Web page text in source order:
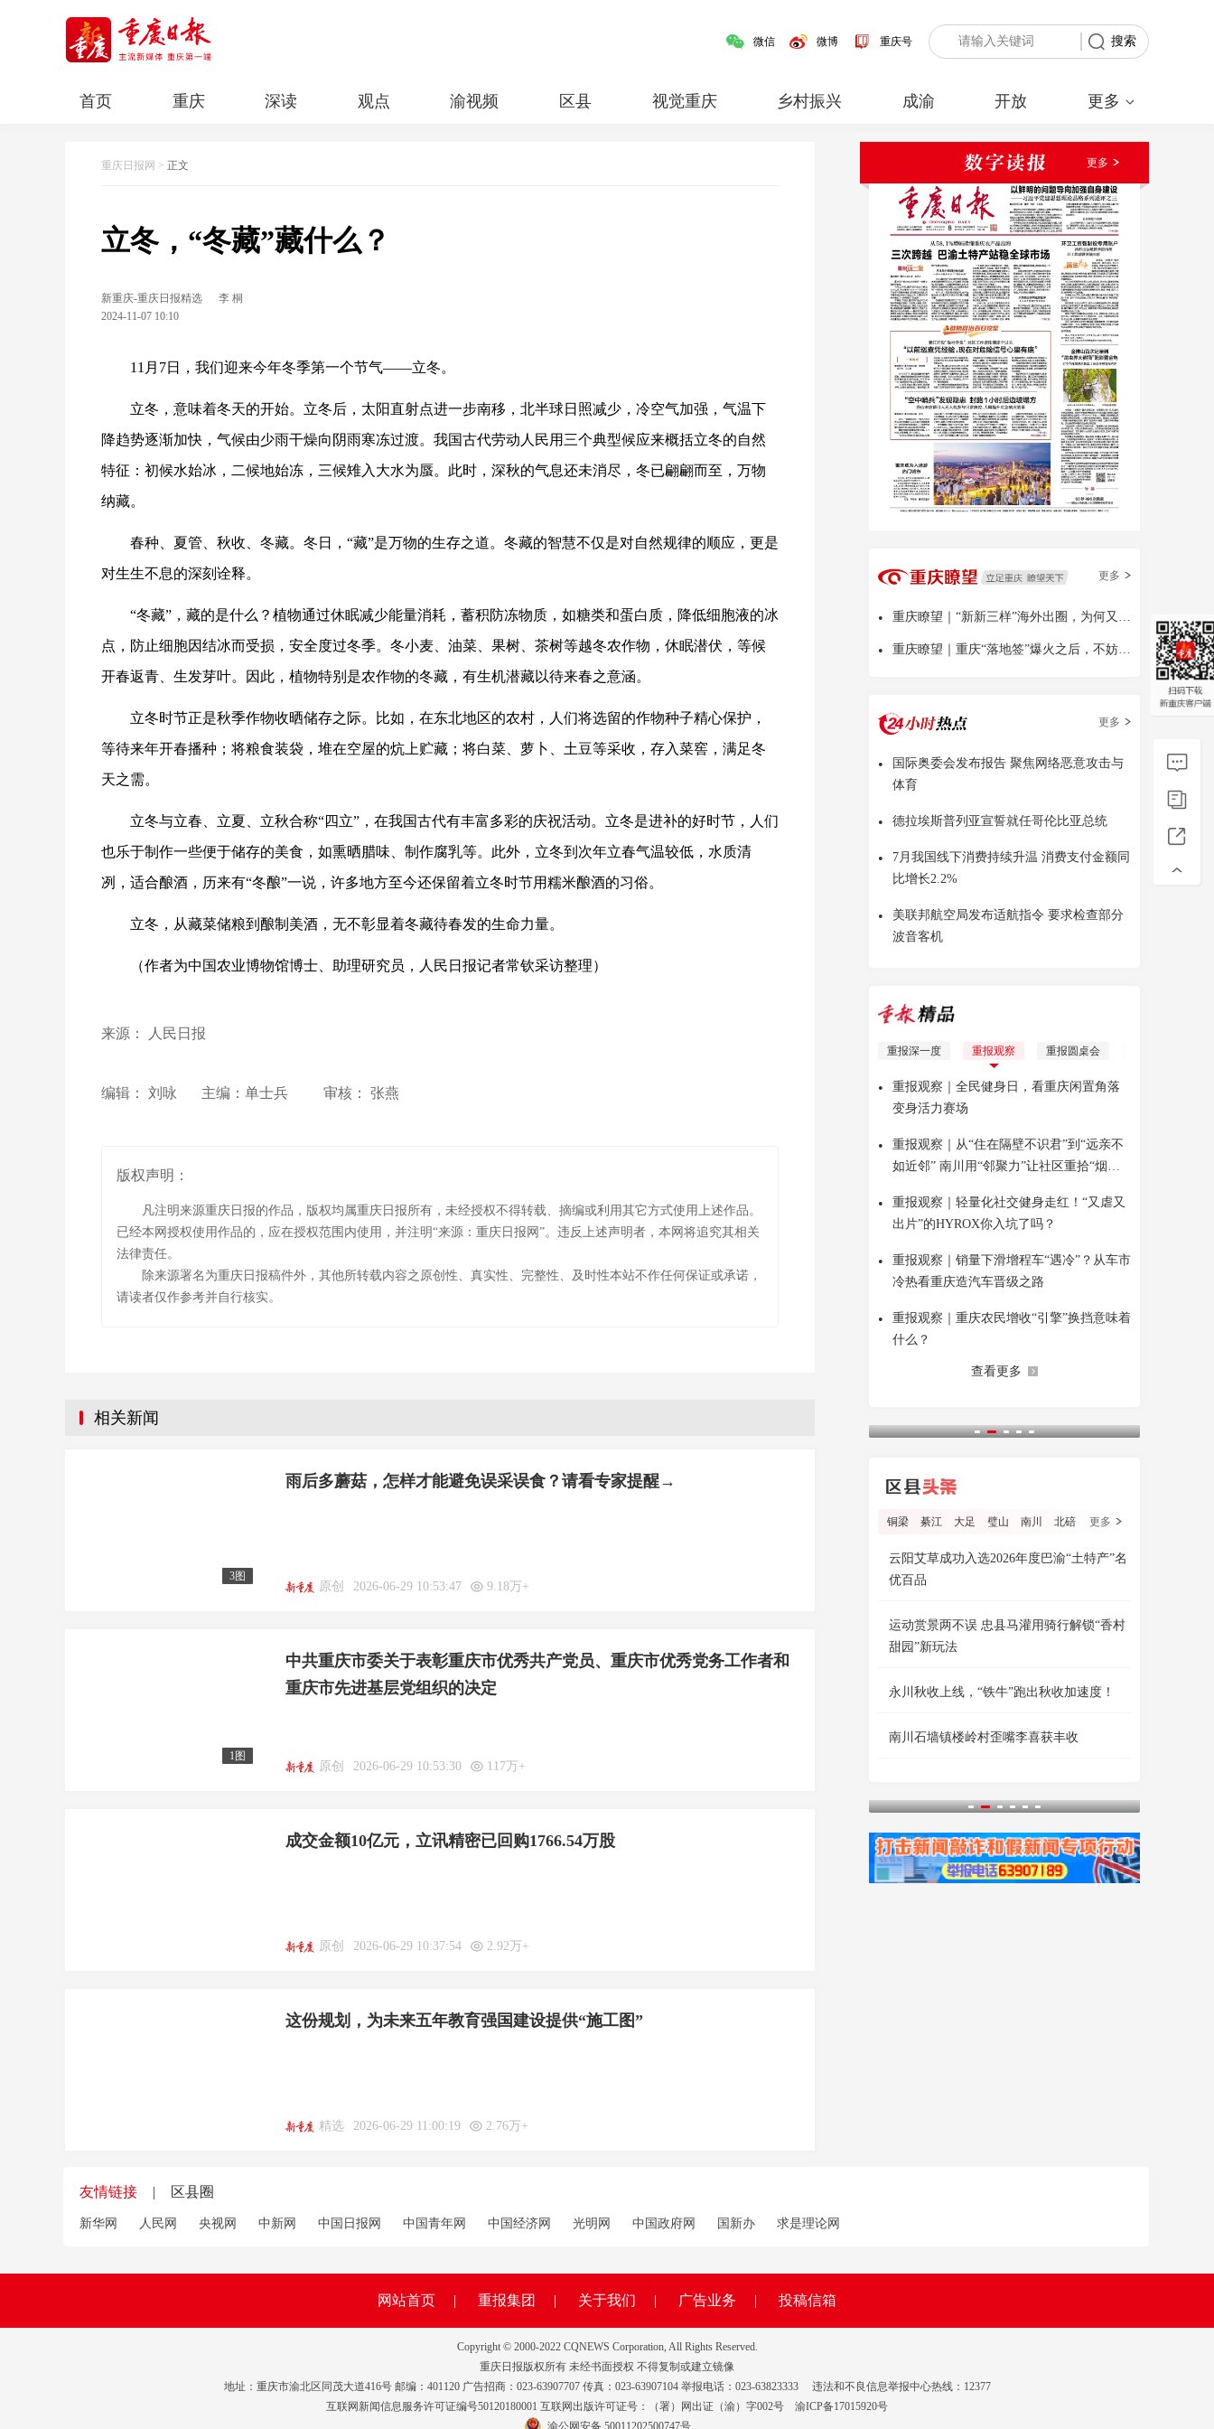
微信 微博 重庆号 搜索
首页 重庆 深读 观点 渝视频 区县 视觉重庆 乡村振兴 成渝 开放 更多
重庆日报网 > 正文
立冬，“冬藏”藏什么？
新重庆-重庆日报精选
李 桐
2024-11-07 10:10
11月7日，我们迎来今年冬季第一个节气——立冬。
立冬，意味着冬天的开始。立冬后，太阳直射点进一步南移，北半球日照减少，冷空气加强，气温下
降趋势逐渐加快，气候由少雨干燥向阴雨寒冻过渡。我国古代劳动人民用三个典型候应来概括立冬的自然
特征：初候水始冰，二候地始冻，三候雉入大水为蜃。此时，深秋的气息还未消尽，冬已翩翩而至，万物
纳藏。
春种、夏管、秋收、冬藏。冬日，“藏”是万物的生存之道。冬藏的智慧不仅是对自然规律的顺应，更是
对生生不息的深刻诠释。
“冬藏”，藏的是什么？植物通过休眠减少能量消耗，蓄积防冻物质，如糖类和蛋白质，降低细胞液的冰
点，防止细胞因结冰而受损，安全度过冬季。冬小麦、油菜、果树、茶树等越冬农作物，休眠潜伏，等候
开春返青、生发芽叶。因此，植物特别是农作物的冬藏，有生机潜藏以待来春之意涵。
立冬时节正是秋季作物收晒储存之际。比如，在东北地区的农村，人们将选留的作物种子精心保护，
等待来年开春播种；将粮食装袋，堆在空屋的炕上贮藏；将白菜、萝卜、土豆等采收，存入菜窖，满足冬
天之需。
立冬与立春、立夏、立秋合称“四立”，在我国古代有丰富多彩的庆祝活动。立冬是进补的好时节，人们
也乐于制作一些便于储存的美食，如熏晒腊味、制作腐乳等。此外，立冬到次年立春气温较低，水质清
冽，适合酿酒，历来有“冬酿”一说，许多地方至今还保留着立冬时节用糯米酿酒的习俗。
立冬，从藏菜储粮到酿制美酒，无不彰显着冬藏待春发的生命力量。
（作者为中国农业博物馆博士、助理研究员， 人民日报记者常钦采访整理）
来源： 人民日报
编辑： 刘咏 主编：单士兵 审核： 张燕
版权声明：
凡注明来源重庆日报的作品，版权均属重庆日报所有，未经授权不得转载、摘编或利用其它方式使用上述作品。
已经本网授权使用作品的，应在授权范围内使用，并注明“来源：重庆日报网”。违反上述声明者，本网将追究其相关
法律责任。
除来源署名为重庆日报稿件外，其他所转载内容之原创性、真实性、完整性、及时性本站不作任何保证或承诺，
请读者仅作参考并自行核实。
相关新闻
3图
雨后多蘑菇，怎样才能避免误采误食？请看专家提醒→
原创 2026-06-29 10:53:47 9.18万+
1图
中共重庆市委关于表彰重庆市优秀共产党员、重庆市优秀党务工作者和
重庆市先进基层党组织的决定
原创 2026-06-29 10:53:30 117万+
成交金额10亿元，立讯精密已回购1766.54万股
原创 2026-06-29 10:37:54 2.92万+
这份规划，为未来五年教育强国建设提供“施工图”
精选 2026-06-29 11:00:19 2.76万+
更多
更多
• 重庆瞭望｜“新新三样”海外出圈，为何又是中国
• 重庆瞭望｜重庆“落地签”爆火之后，不妨多问几句
更多
•
国际奥委会发布报告 聚焦网络恶意攻击与
体育
• 德拉埃斯普列亚宣誓就任哥伦比亚总统
•
7月我国线下消费持续升温 消费支付金额同
比增长2.2%
•
美联邦航空局发布适航指令 要求检查部分
波音客机
重报深一度 重报观察 重报圆桌会
•
重报观察｜全民健身日，看重庆闲置角落
变身活力赛场
•
重报观察｜从“住在隔壁不识君”到“远亲不
如近邻” 南川用“邻聚力”让社区重拾“烟火
•
重报观察｜轻量化社交健身走红！“又虐又
出片”的HYROX你入坑了吗？
•
重报观察｜销量下滑增程车“遇冷”？从车市
冷热看重庆造汽车晋级之路
•
重报观察｜重庆农民增收“引擎”换挡意味着
什么？
查看更多
铜梁 綦江 大足 璧山 南川 北碚 更多
云阳艾草成功入选2026年度巴渝“土特产”名
优百品
运动赏景两不误 忠县马灌用骑行解锁“香村
甜园”新玩法
永川秋收上线，“铁牛”跑出秋收加速度！
南川石墙镇楼岭村歪嘴李喜获丰收
友情链接 | 区县圈
新华网 人民网 央视网 中新网 中国日报网 中国青年网 中国经济网 光明网 中国政府网 国新办 求是理论网
网站首页 | 重报集团 | 关于我们 | 广告业务 | 投稿信箱
Copyright © 2000-2022 CQNEWS Corporation, All Rights Reserved.
重庆日报版权所有 未经书面授权 不得复制或建立镜像
地址：重庆市渝北区同茂大道416号 邮编：401120 广告招商：023-63907707 传真：023-63907104 举报电话：023-63823333 违法和不良信息举报中心热线：12377
互联网新闻信息服务许可证编号50120180001 互联网出版许可证号：（署）网出证（渝）字002号 渝ICP备17015920号
渝公网安备 50011202500747号